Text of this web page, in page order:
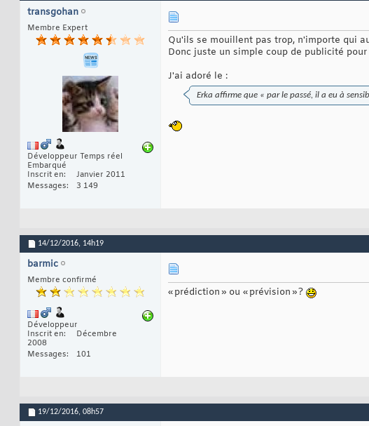
transgohan
Membre Expert
Développeur Temps réel
Embarqué
Inscrit en
Janvier 2011
Messages
3 149
Qu'ils se mouillent pas trop, n'importe qui
Donc juste un simple coup de publicité
J'ai adoré le :
Erka affirme que « par le passé, il a eu à
14/12/2016, 14h19
barmic
Membre confirmé
Développeur
Inscrit en
Décembre
2008
Messages
101
« prédiction » ou « prévision » ?
19/12/2016, 08h57